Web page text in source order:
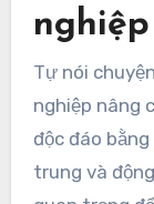
Tự nói
nghiệp nâng
độc đáo
trung và